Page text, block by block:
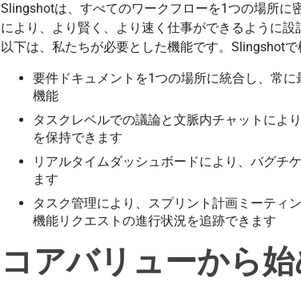
Slingshotは、すべてのワークフローを1つの場所に
により、より賢く、より速く仕事ができるように設
以下は、私たちが必要とした機能です。Slingshotで
要件ドキュメントを1つの場所に統合し、常
機能
タスクレベルでの議論と文脈内チャットによ
を保持できます
リアルタイムダッシュボードにより、バグチ
ます
タスク管理により、スプリント計画ミーティ
機能リクエストの進行状況を追跡できます
コアバリューから